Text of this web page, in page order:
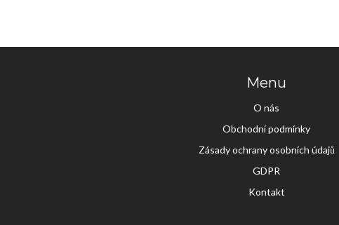
Menu
O nás
Obchodní podmínky
Zásady ochrany osobních údajů
GDPR
Kontakt